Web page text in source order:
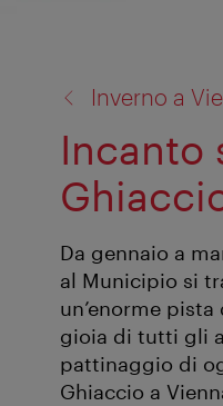
Inverno a
Incanto
Da gennaio a
al Municipio si
un’enorme
gioia di tutti gli
pattinaggio di
Ghiaccio a